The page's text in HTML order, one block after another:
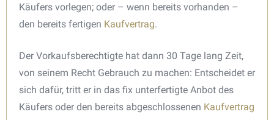
Käufers vorlegen; oder – wenn bereits vorhanden –
den bereits fertigen Kaufvertrag.
Der Vorkaufsberechtigte hat dann 30 Tage lang Zeit,
von seinem Recht Gebrauch zu machen: Entscheidet er
sich dafür, tritt er in das fix unterfertigte Anbot des
Käufers oder den bereits abgeschlossenen Kaufvertrag